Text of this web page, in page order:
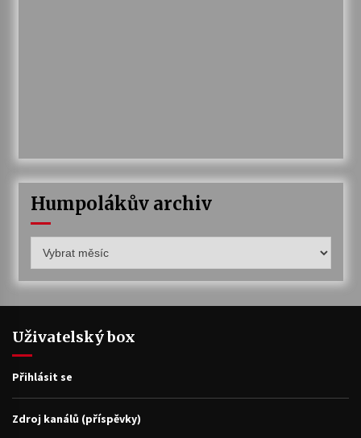
Humpolákův archiv
archiv
Uživatelský box
Přihlásit se
Zdroj kanálů (příspěvky)